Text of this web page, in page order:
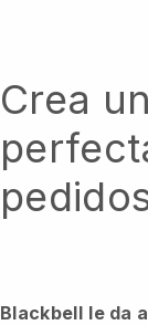
Crea
Blackbell le da